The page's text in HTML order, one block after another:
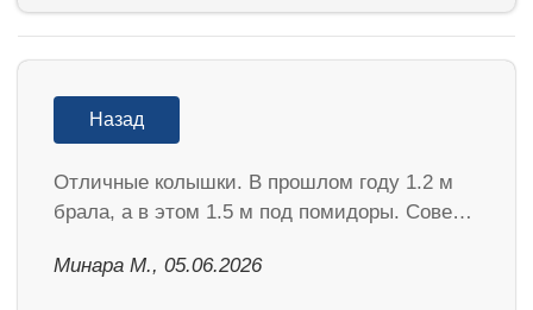
Назад
Отличные колышки. В прошлом году 1.2 м
брала, а в этом 1.5 м под помидоры. Сове…
Минара М., 05.06.2026